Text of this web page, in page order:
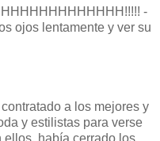
-
ojos lentamente y ver su
a los mejores y
y estilistas para verse
ellos, había cerrado los